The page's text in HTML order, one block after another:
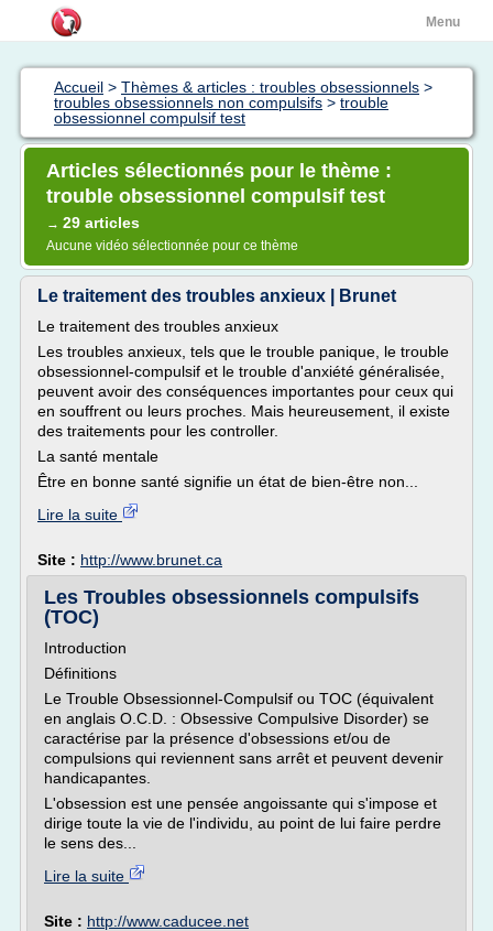
Menu
Accueil > Thèmes & articles : troubles obsessionnels >
troubles obsessionnels non compulsifs > trouble
obsessionnel compulsif test
Articles sélectionnés pour le thème :
trouble obsessionnel compulsif test
→ 29 articles
Aucune vidéo sélectionnée pour ce thème
Le traitement des troubles anxieux | Brunet
Le traitement des troubles anxieux
Les troubles anxieux, tels que le trouble panique, le trouble
obsessionnel-compulsif et le trouble d'anxiété généralisée,
peuvent avoir des conséquences importantes pour ceux qui
en souffrent ou leurs proches. Mais heureusement, il existe
des traitements pour les controller.
La santé mentale
Être en bonne santé signifie un état de bien-être non...
Lire la suite
Site : http://www.brunet.ca
Les Troubles obsessionnels compulsifs
(TOC)
Introduction
Définitions
Le Trouble Obsessionnel-Compulsif ou TOC (équivalent
en anglais O.C.D. : Obsessive Compulsive Disorder) se
caractérise par la présence d'obsessions et/ou de
compulsions qui reviennent sans arrêt et peuvent devenir
handicapantes.
L'obsession est une pensée angoissante qui s'impose et
dirige toute la vie de l'individu, au point de lui faire perdre
le sens des...
Lire la suite
Site : http://www.caducee.net